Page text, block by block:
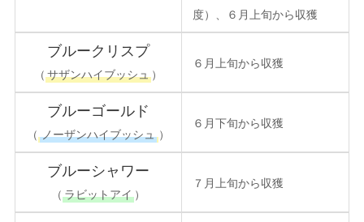
度）、６月上旬から収獲
ブルークリスプ
（ サザンハイブッシュ）
６月上旬から収獲
ブルーゴールド
（ ノーザンハイブッシュ ）
６月下旬から収獲
ブルーシャワー
（ ラビットアイ）
７月上旬から収獲